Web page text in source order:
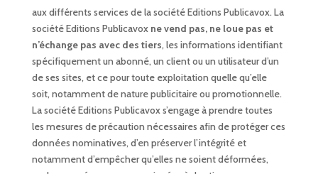
aux différents services de la société Editions Publicavox. La
société Editions Publicavox ne vend pas, ne loue pas et
n’échange pas avec des tiers, les informations identifiant
spécifiquement un abonné, un client ou un utilisateur d’un
de ses sites, et ce pour toute exploitation quelle qu’elle
soit, notamment de nature publicitaire ou promotionnelle.
La société Editions Publicavox s’engage à prendre toutes
les mesures de précaution nécessaires afin de protéger ces
données nominatives, d’en préserver l’intégrité et
notamment d’empêcher qu’elles ne soient déformées,